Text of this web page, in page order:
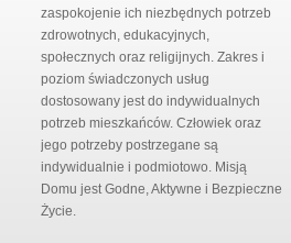
zaspokojenie ich niezbędnych potrzeb
zdrowotnych, edukacyjnych,
społecznych oraz religijnych. Zakres i
poziom świadczonych usług
dostosowany jest do indywidualnych
potrzeb mieszkańców. Człowiek oraz
jego potrzeby postrzegane są
indywidualnie i podmiotowo. Misją
Domu jest Godne, Aktywne i Bezpieczne
Życie.